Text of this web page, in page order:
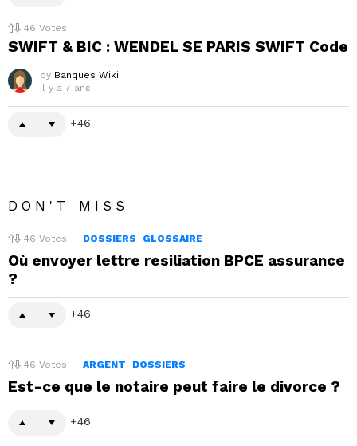
46 Votes
SWIFT & BIC : WENDEL SE PARIS SWIFT Code
by Banques Wiki
il y a 7 ans
46
DON'T MISS
46 Votes DOSSIERS GLOSSAIRE
Où envoyer lettre resiliation BPCE assurance
?
46
46 Votes ARGENT DOSSIERS
Est-ce que le notaire peut faire le divorce ?
46